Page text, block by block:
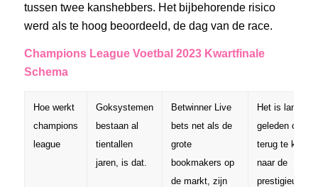
tussen twee kanshebbers. Het bijbehorende risico
werd als te hoog beoordeeld, de dag van de race.
Champions League Voetbal 2023 Kwartfinale
Schema
Hoe werkt
champions
league
Goksystemen
bestaan al
tientallen
jaren, is dat.
Betwinner Live
bets net als de
grote
bookmakers op
de markt, zijn
Het is lang
geleden om
terug te keren
naar de
prestigieuze